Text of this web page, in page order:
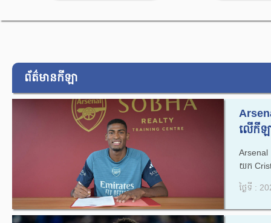
ព័ត៌មានកីឡា
លើកីឡ
Arsenal
យក
ថ្ងៃទី :